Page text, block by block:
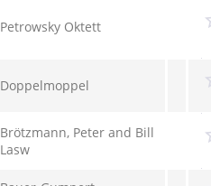
Petrowsky Oktett
Doppelmoppel
Brötzmann, Peter and Bill
Lasw